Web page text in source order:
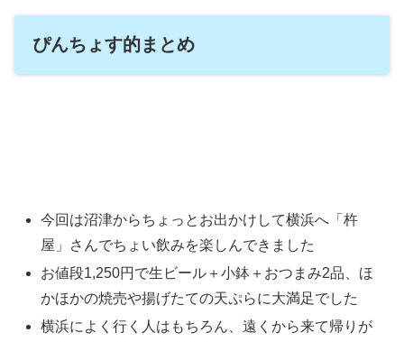
ぴんちょす的まとめ
今回は沼津からちょっとお出かけして横浜へ「杵
屋」さんでちょい飲みを楽しんできました
お値段1,250円で生ビール＋小鉢＋おつまみ2品、ほ
かほかの焼売や揚げたての天ぷらに大満足でした
横浜によく行く人はもちろん、遠くから来て帰りが